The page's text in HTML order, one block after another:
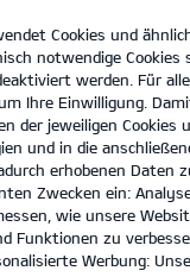
BLACK EDITION
BLACK EDITION
Cookies und
notwendige Cookies
werden. Für
Ihre Einwilligung.
der jeweiligen Cookies
und in die
erhobenen Daten
Zwecken ein:
wie unsere
Funktionen zu
Werbung: